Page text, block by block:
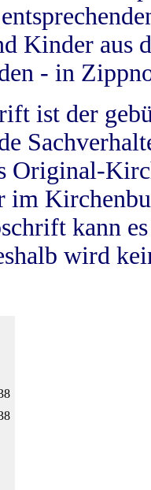
Kinder aus
- in
ist der
Original-
im
kann
wird